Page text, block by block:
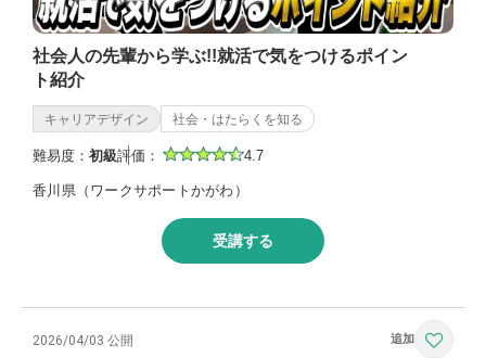
社会人の先輩から学ぶ!!就活で気をつけるポイン
ト紹介
キャリアデザイン 社会・はたらくを知る
難易度： 初級評価： 4.7
香川県（ワークサポートかがわ）
受講する
2026/04/03 公開